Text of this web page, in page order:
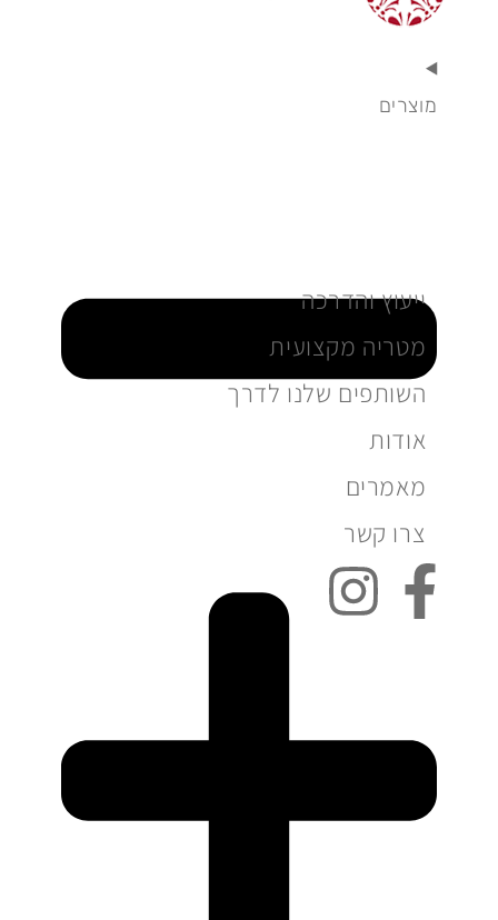
מוצרים
ייעוץ והדרכה
מטריה מקצועית
השותפים שלנו לדרך
אודות
מאמרים
צרו קשר